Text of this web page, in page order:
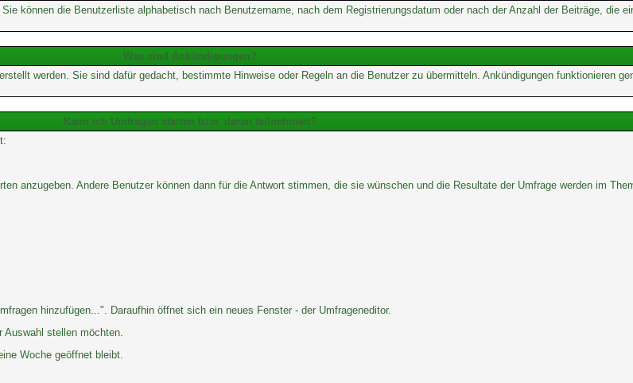
können die Benutzerliste alphabetisch nach Benutzername, nach dem Registrierungsdatum oder nach der Anzahl der Beiträge, die
Was sind Ankündigungen?
werden. Sie sind dafür gedacht, bestimmte Hinweise oder Regeln an die Benutzer zu übermitteln. Ankündigungen funktionieren
Kann ich Umfragen starten bzw. daran teilnehmen?
anzugeben. Andere Benutzer können dann für die Antwort stimmen, die sie wünschen und die Resultate der Umfrage werden im
hinzufügen...". Daraufhin öffnet sich ein neues Fenster - der Umfrageneditor.
Auswahl stellen möchten.
Woche geöffnet bleibt.